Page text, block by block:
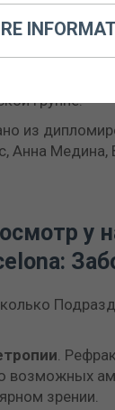
группе.
из
Анна Медина,
у
.
зрении.